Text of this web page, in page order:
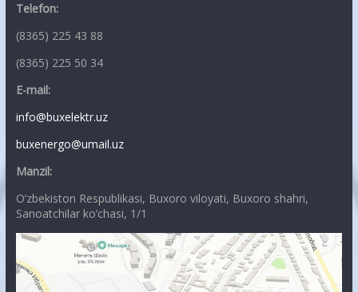
Telefon:
(8365) 225 43 88
(8365) 225 50 34
E-mail:
info@buxelektr.uz
buxenergo@umail.uz
Manzil:
O’zbekiston Respublikasi, Buxoro viloyati, Buxoro shahri,
Sanoatchilar ko’chasi, 1/1